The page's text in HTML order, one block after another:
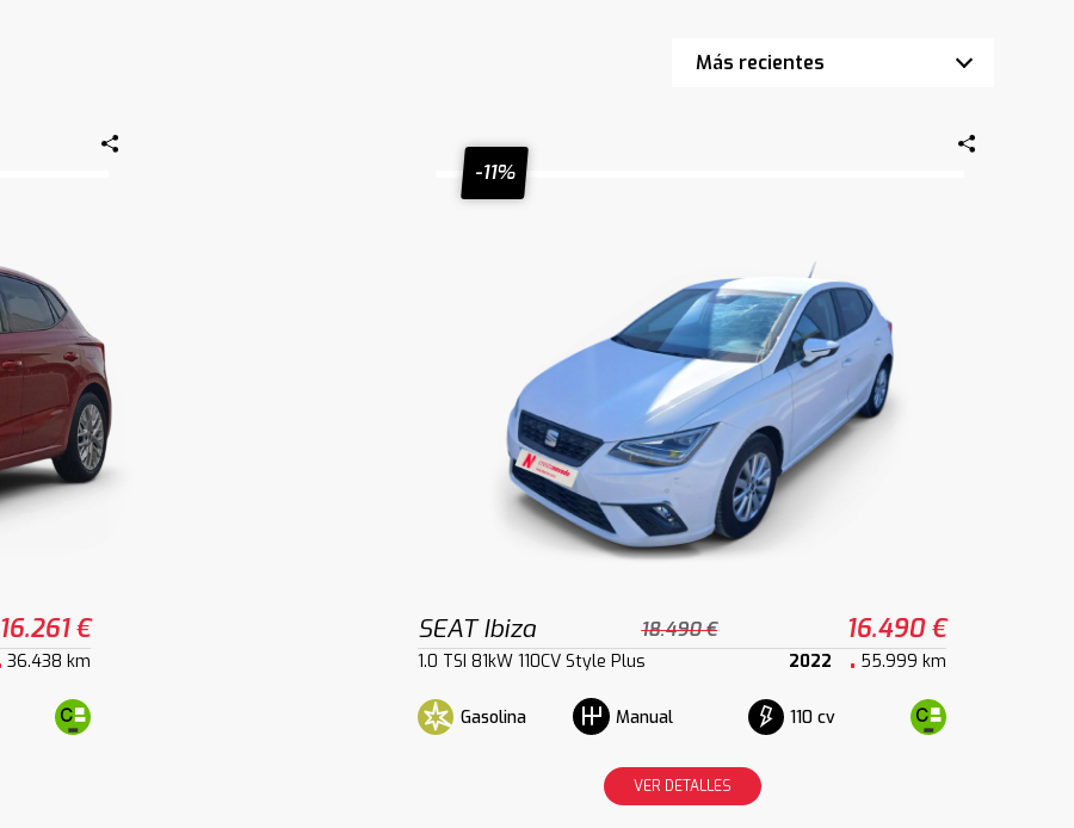
16.261 €
36.438 km
-11%
SEAT Ibiza 18.490 € 16.490 €
1.0 TSI 81kW 110CV Style Plus 2022 55.999 km
Gasolina Manual 110 cv
VER DETALLES